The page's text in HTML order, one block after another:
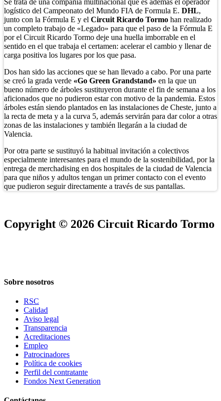
logístico del Campeonato del Mundo FIA de Formula E. DHL,
junto con la Fórmula E y el Circuit Ricardo Tormo han realizado
un completo trabajo de «Legado» para que el paso de la Fórmula E
por el Circuit Ricardo Tormo deje una huella imborrable en el
sentido en el que trabaja el certamen: acelerar el cambio y llenar de
carga positiva los lugares por los que pasa.
Dos han sido las acciones que se han llevado a cabo. Por una parte
se creó la grada verde «Go Green Grandstand» en la que un
bueno número de árboles sustituyeron durante el fin de semana a los
aficionados que no pudieron estar con motivo de la pandemia. Estos
árboles están siendo plantados en las instalaciones de Cheste, junto a
la recta de meta y a la curva 5, además servirán para dar color a otras
zonas de las instalaciones y también llegarán a la ciudad de
Valencia.
Por otra parte se sustituyó la habitual invitación a colectivos
especialmente interesantes para el mundo de la sostenibilidad, por la
entrega de merchadising en dos hospitales de la ciudad de Valencia
para que niños y adultos tengan un primer contacto con el evento
que pudieron seguir directamente a través de sus pantallas.
Copyright © 2026 Circuit Ricardo Tormo
Sobre nosotros
RSC
Calidad
Aviso legal
Transparencia
Acreditaciones
Empleo
Patrocinadores
Política de cookies
Perfil del contratante
Fondos Next Generation